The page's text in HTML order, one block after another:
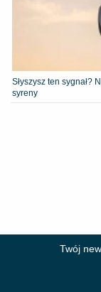
Słyszysz ten sygnał?
syreny
Twój